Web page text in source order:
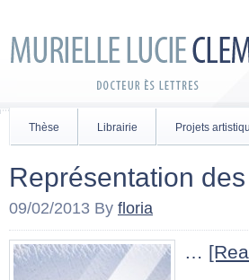
Thèse Librairie Projets
Représentation
09/02/2013 By floria
…